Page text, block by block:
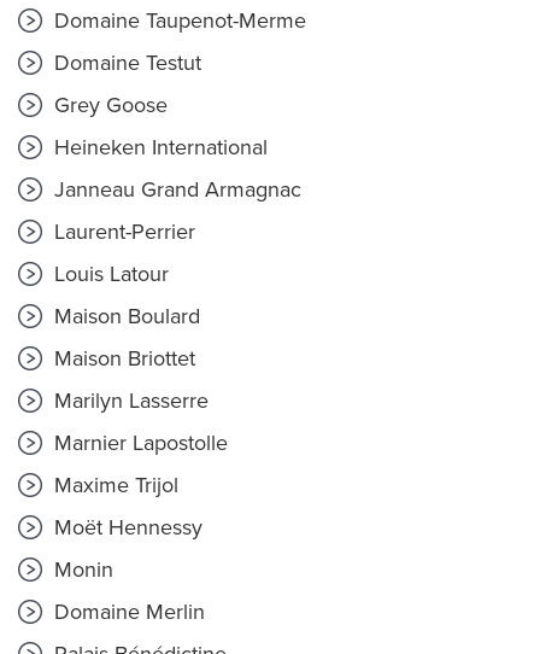
Domaine Taupenot-Merme
Domaine Testut
Grey Goose
Heineken International
Janneau Grand Armagnac
Laurent-Perrier
Louis Latour
Maison Boulard
Maison Briottet
Marilyn Lasserre
Marnier Lapostolle
Maxime Trijol
Moët Hennessy
Monin
Domaine Merlin